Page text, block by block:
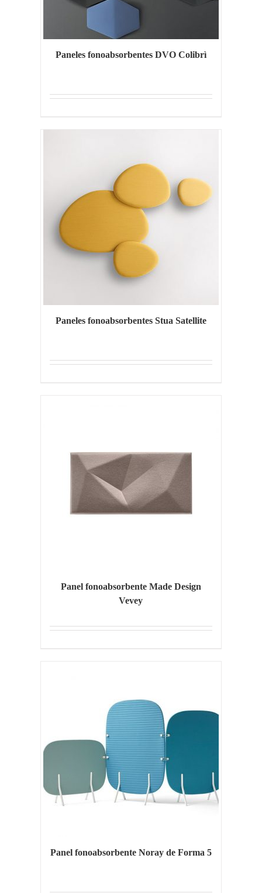
Paneles fonoabsorbentes DVO Colibrì
Paneles fonoabsorbentes Stua Satellite
Panel fonoabsorbente Made Design
Vevey
Panel fonoabsorbente Noray de Forma 5